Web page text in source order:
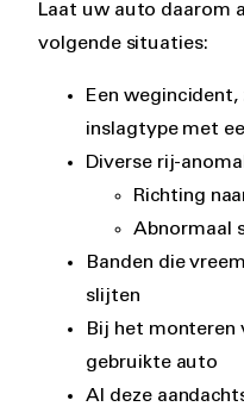
Laat uw auto daarom
volgende situaties:
Een
inslagtype met
Diverse rij-
Richting
Abnormaal
Banden die
slijten
Bij het monteren
gebruikte auto
Al deze